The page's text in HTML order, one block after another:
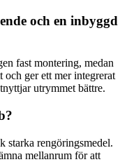
och en inbyggd
fast montering, medan
och ger ett mer integrerat
utrymmet bättre.
starka rengöringsmedel.
mellanrum för att